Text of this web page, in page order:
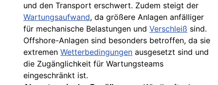
und den Transport erschwert. Zudem steigt der
Wartungsaufwand, da größere Anlagen anfälliger
für mechanische Belastungen und Verschleiß sind.
Offshore-Anlagen sind besonders betroffen, da sie
extremen Wetterbedingungen ausgesetzt sind und
die Zugänglichkeit für Wartungsteams
eingeschränkt ist.